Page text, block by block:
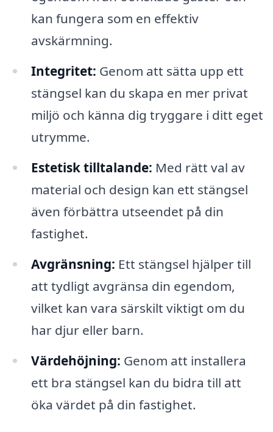
kan fungera som en effektiv
avskärmning.
Integritet: Genom att sätta upp ett
stängsel kan du skapa en mer privat
miljö och känna dig tryggare i ditt eget
utrymme.
Estetisk tilltalande: Med rätt val av
material och design kan ett stängsel
även förbättra utseendet på din
fastighet.
Avgränsning: Ett stängsel hjälper till
att tydligt avgränsa din egendom,
vilket kan vara särskilt viktigt om du
har djur eller barn.
Värdehöjning: Genom att installera
ett bra stängsel kan du bidra till att
öka värdet på din fastighet.